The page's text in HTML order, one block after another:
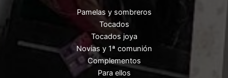
Pamelas y sombreros
Tocados
Tocados joya
Novias y 1ª comunión
Complementos
Para ellos